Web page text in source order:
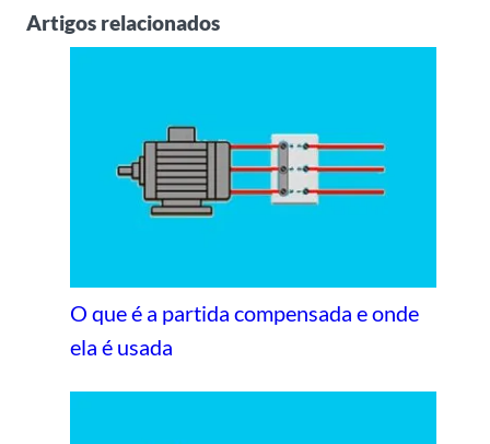
Artigos relacionados
O que é a partida compensada e onde
ela é usada